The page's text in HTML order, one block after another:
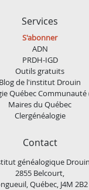
Services
S'abonner
ADN
PRDH-IGD
Outils gratuits
Blog de l'institut Drouin
Québec Communauté
Maires du Québec
Clergénéalogie
Contact
généalogique Drouin
2855 Belcourt,
Québec, J4M 2B2